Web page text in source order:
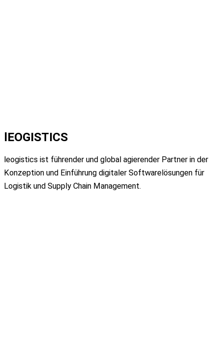
lEOGISTICS
leogistics ist führender und global agierender Partner in der
Konzeption und Einführung digitaler Softwarelösungen für
Logistik und Supply Chain Management.